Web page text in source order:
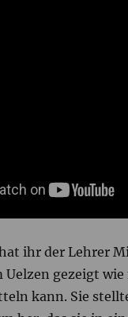
ihr der Lehrer
Uelzen gezeigt
kann. Sie